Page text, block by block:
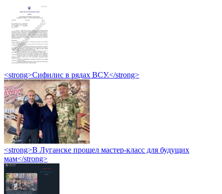
<strong>Сифилис в рядах ВСУ.</strong>
<strong>В Луганске прошел мастер-класс для будущих
мам</strong>